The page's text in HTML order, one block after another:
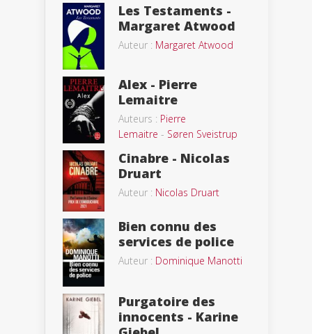
Les Testaments -
Margaret Atwood
Auteur : Margaret Atwood
Alex - Pierre
Lemaitre
Auteurs : Pierre
Lemaitre - Søren Sveistrup
Cinabre - Nicolas
Druart
Auteur : Nicolas Druart
Bien connu des
services de police
Auteur : Dominique Manotti
Purgatoire des
innocents - Karine